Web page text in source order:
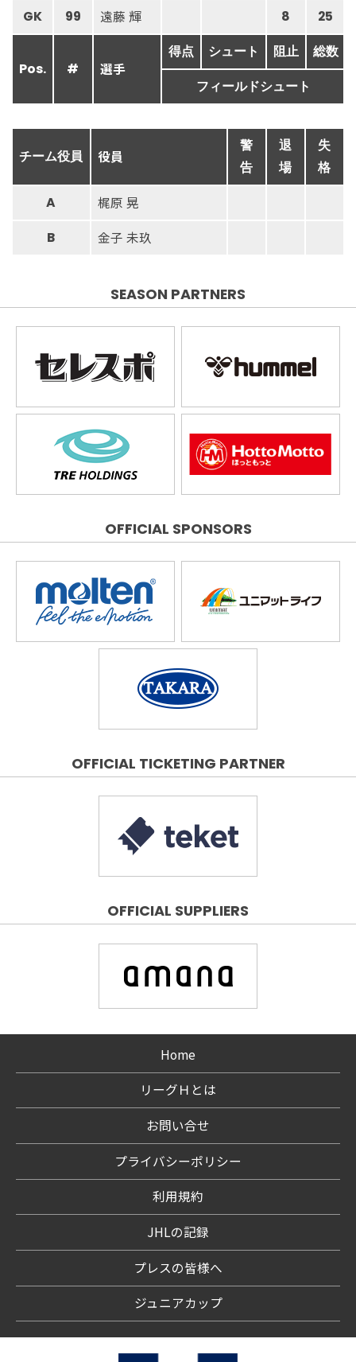
GK 99 遠藤 輝 8 25
Pos. # 選手
得点 シュート 阻止 総数
フィールドシュート
チーム役員 役員
警
告
退
場
失
格
A 梶原 晃
B 金子 未玖
SEASON PARTNERS
OFFICIAL SPONSORS
OFFICIAL TICKETING PARTNER
OFFICIAL SUPPLIERS
Home
リーグＨとは
お問い合せ
プライバシーポリシー
利用規約
JHLの記録
プレスの皆様へ
ジュニアカップ